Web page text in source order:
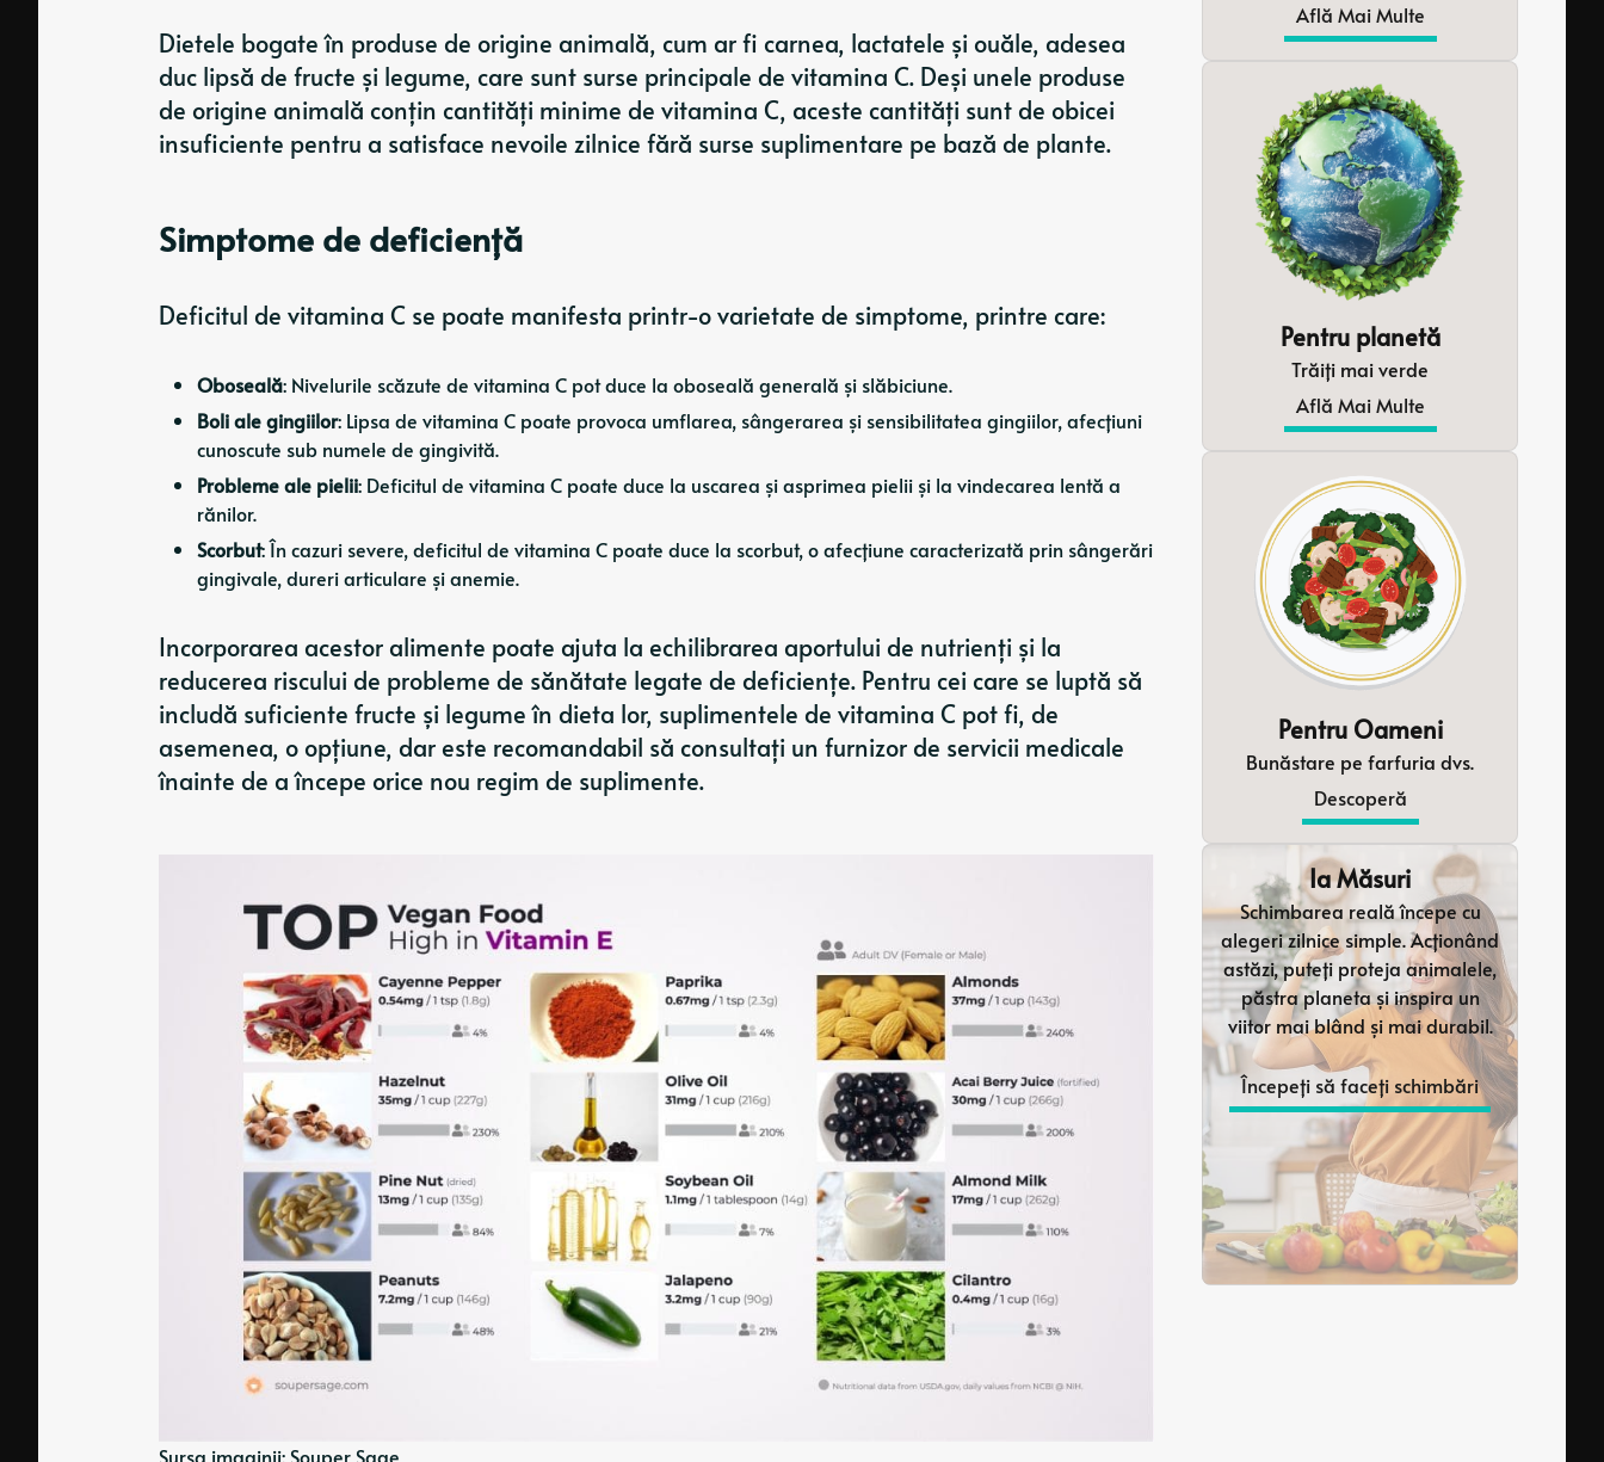
Dietele bogate în produse de origine animală, cum ar fi carnea, lactatele și ouăle, adesea
duc lipsă de fructe și legume, care sunt surse principale de vitamina C. Deși unele produse
de origine animală conțin cantități minime de vitamina C, aceste cantități sunt de obicei
insuficiente pentru a satisface nevoile zilnice fără surse suplimentare pe bază de plante.
Simptome de deficiență
Deficitul de vitamina C se poate manifesta printr-o varietate de simptome, printre care:
Oboseală: Nivelurile scăzute de vitamina C pot duce la oboseală generală și slăbiciune.
Boli ale gingiilor: Lipsa de vitamina C poate provoca umflarea, sângerarea și sensibilitatea gingiilor, afecțiuni
cunoscute sub numele de gingivită.
Probleme ale pielii: Deficitul de vitamina C poate duce la uscarea și asprimea pielii și la vindecarea lentă a
rănilor.
Scorbut: În cazuri severe, deficitul de vitamina C poate duce la scorbut, o afecțiune caracterizată prin sângerări
gingivale, dureri articulare și anemie.
Incorporarea acestor alimente poate ajuta la echilibrarea aportului de nutrienți și la
reducerea riscului de probleme de sănătate legate de deficiențe. Pentru cei care se luptă să
includă suficiente fructe și legume în dieta lor, suplimentele de vitamina C pot fi, de
asemenea, o opțiune, dar este recomandabil să consultați un furnizor de servicii medicale
înainte de a începe orice nou regim de suplimente.
Sursa imaginii: Souper Sage
Află Mai Multe
Pentru planetă
Trăiți mai verde
Află Mai Multe
Pentru Oameni
Bunăstare pe farfuria dvs.
Descoperă
Ia Măsuri
Schimbarea reală începe cu
alegeri zilnice simple. Acționând
astăzi, puteți proteja animalele,
păstra planeta și inspira un
viitor mai blând și mai durabil.
Începeți să faceți schimbări